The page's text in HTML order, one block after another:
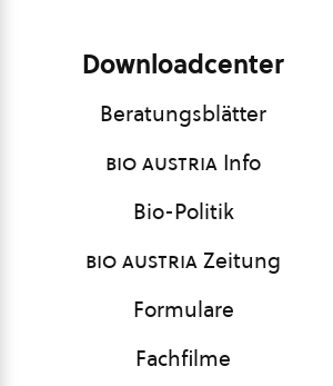
Downloadcenter
Beratungsblätter
bio austria Info
Bio-Politik
bio austriaZeitung
Formulare
Fachfilme